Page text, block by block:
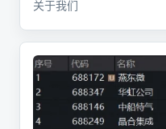
关于我们